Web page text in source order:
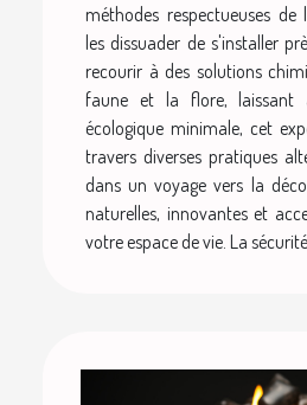
méthodes respectueuses
les dissuader de s'installer
recourir à des solutions
faune et la flore, laissant
écologique minimale, cet
travers diverses pratiques
dans un voyage vers la
naturelles, innovantes et
votre espace de vie. La sécurité